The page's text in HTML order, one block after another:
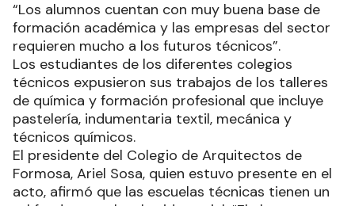
“Los alumnos cuentan con muy buena base de
formación académica y las empresas del sector
requieren mucho a los futuros técnicos”.
Los estudiantes de los diferentes colegios
técnicos expusieron sus trabajos de los talleres
de química y formación profesional que incluye
pastelería, indumentaria textil, mecánica y
técnicos químicos.
El presidente del Colegio de Arquitectos de
Formosa, Ariel Sosa, quien estuvo presente en el
acto, afirmó que las escuelas técnicas tienen un